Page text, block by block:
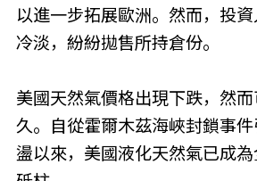
以進一步拓展歐洲。然而，投
冷淡，紛紛拋售所持倉份。
美國天然氣價格出現下跌，然
久。自從霍爾木茲海峽封鎖事
盪以來，美國液化天然氣已成